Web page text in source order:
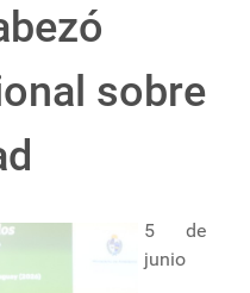
sobre
5 de
junio